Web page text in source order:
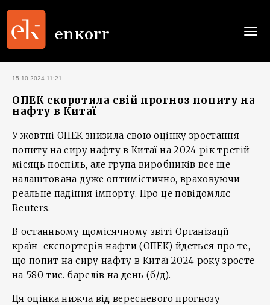
15.10.2024 11:21
ОПЕК скоротила свій прогноз попиту на
нафту в Китаї
У жовтні ОПЕК знизила свою оцінку зростання
попиту на сиру нафту в Китаї на 2024 рік третій
місяць поспіль, але група виробників все ще
налаштована дуже оптимістично, враховуючи
реальне падіння імпорту. Про це повідомляє
Reuters.
В останньому щомісячному звіті Організації
країн-експортерів нафти (ОПЕК) йдеться про те,
що попит на сиру нафту в Китаї 2024 року зросте
на 580 тис. барелів на день (б/д).
Ця оцінка нижча від вересневого прогнозу